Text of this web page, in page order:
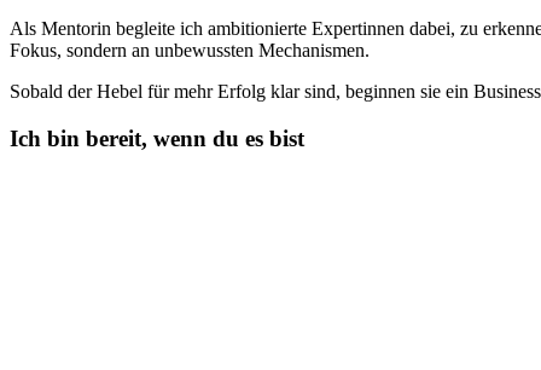
Als Mentorin begleite ich ambitionierte Expertinnen dabei, zu
Fokus, sondern an unbewussten Mechanismen.
Sobald der Hebel für mehr Erfolg klar sind, beginnen sie ein
Ich bin bereit, wenn du es bist